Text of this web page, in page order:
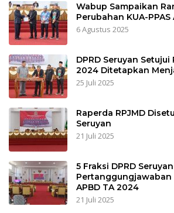
Wabup Sampaikan
Perubahan KUA-PPAS
6 Agustus 2025
DPRD Seruyan Setujui
2024 Ditetapkan
25 Juli 2025
Raperda RPJMD
Seruyan
21 Juli 2025
5 Fraksi DPRD
Pertanggungjawaban
APBD TA 2024
21 Juli 2025